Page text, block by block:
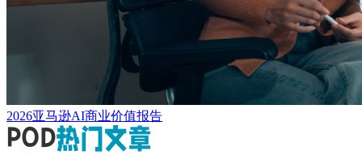
2026亚马逊AI商业价值报告